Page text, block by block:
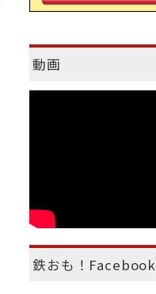
動画
鉄おも！Facebook